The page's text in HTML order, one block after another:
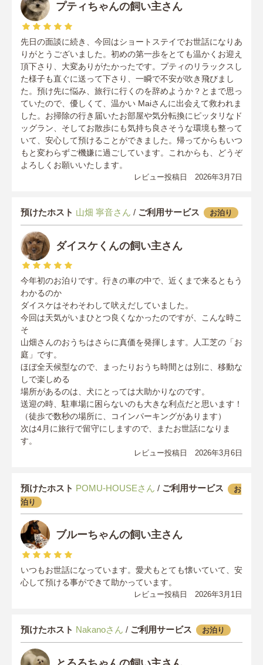
プティちゃんの飼い主さん
先日の面談に続き、今回はショートステイでお世話になりあ
りがとうございました。初めの第一歩をとても温かくお迎え
頂下さり、大変ありがたかったです。プティのリラックスし
た様子も直ぐに送って下さり、一瞬で不安が吹き飛びまし
た。預け先に悩み、旅行に行くのを辞めようか？とまで思っ
ていたので、優しくて、温かい Maiさんに出会えて救われま
した。お掃除の行き届いたお部屋や気分転換にピッタリなド
ッグラン、そしてお散歩にも気持ち良さそうな環境も整って
いて、安心して預けることができました。帰ってからもいつ
もと変わらずご機嫌に過ごしています。これからも、どうぞ
よろしくお願いいたします。
レビュー投稿日 2026年3月7日
預けたホスト 山畑 寧音さん / ご利用サービス お泊り
ダイスケくんの飼い主さん
今年初のお泊りです。行きの車の中で、近くまで来るともう
わかるのか
ダイスケはそわそわして吠えだしていました。
今回は天気がいまひとつ良くなかったのですが、こんな時こ
そ
山畑さんのおうちはさらに真価を発揮します。人工芝の「お
庭」です。
ほぼ全天候型なので、まったりおうち時間とは別に、移動な
しで楽しめる
場所があるのは、犬にとっては大助かりなのです。
送迎の時、駐車場に困らないのも大きな利点だと思います！
（徒歩で数秒の場所に、コインパーキングがあります）
次は4月に旅行で留守にしますので、またお世話になりま
す。
レビュー投稿日 2026年3月6日
預けたホスト POMU-HOUSEさん / ご利用サービス
お
泊り
ブルーちゃんの飼い主さん
いつもお世話になっています。愛犬もとても懐いていて、安
心して預ける事ができて助かっています。
レビュー投稿日 2026年3月1日
預けたホスト Nakanoさん / ご利用サービス お泊り